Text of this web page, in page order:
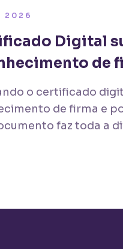
2026
Digital
de
o certificado
de firma e
faz toda a